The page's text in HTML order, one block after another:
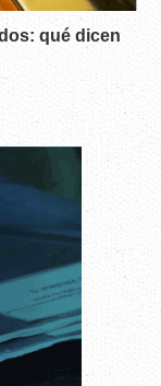
qué dicen